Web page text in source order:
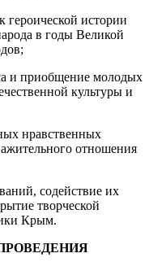
истории
в годы Великой
и приобщение молодых
культуры и
нравственных
отношения
содействие их
творческой
Крым.